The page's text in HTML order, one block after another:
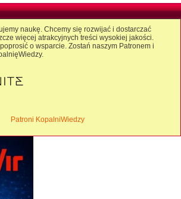
naukę. Chcemy się rozwijać i dostarczać
więcej atrakcyjnych treści wysokiej jakości.
o wsparcie. Zostań naszym Patronem i
Patroni KopalniWiedzy